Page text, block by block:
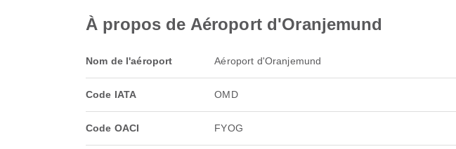
À propos de Aéroport d'Oranjemund
Nom de l'aéroport Aéroport d'Oranjemund
Code IATA OMD
Code OACI FYOG